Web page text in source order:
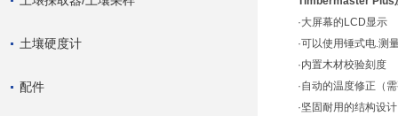
土壤硬度计
配件
·大屏幕的 LCD显示
·可以使用锤式电.测
·内置木材校验刻度
·自动的温度修正（
·坚固耐用的结构设计